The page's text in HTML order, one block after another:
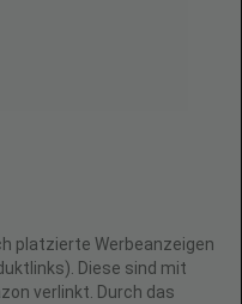
platzierte Werbeanzeigen
Diese sind mit
verlinkt. Durch das